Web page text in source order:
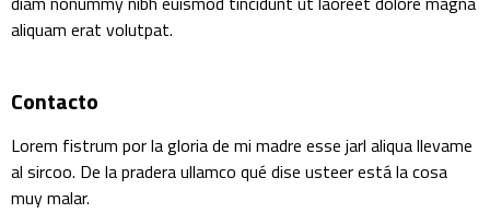
aliquam erat volutpat.
Contacto
Lorem fistrum por la gloria de mi madre esse jarl aliqua llevame
al sircoo. De la pradera ullamco qué dise usteer está la cosa
muy malar.